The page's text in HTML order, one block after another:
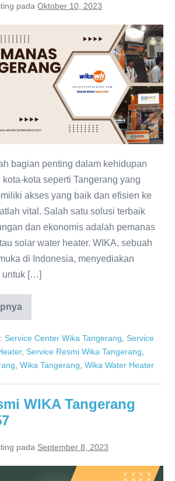
pada Oktober 10, 2023
bagian penting dalam kehidupan
kota seperti Tangerang yang
akses yang baik dan efisien ke
vital. Salah satu solusi terbaik
dan ekonomis adalah pemanas
solar water heater. WIKA, sebuah
di Indonesia, menyediakan
untuk […]
Service Center Wika Tangerang
Service
, Service Resmi Wika Tangerang
Wika Tangerang Wika Water Heater
WIKA Tangerang
pada September 8, 2023